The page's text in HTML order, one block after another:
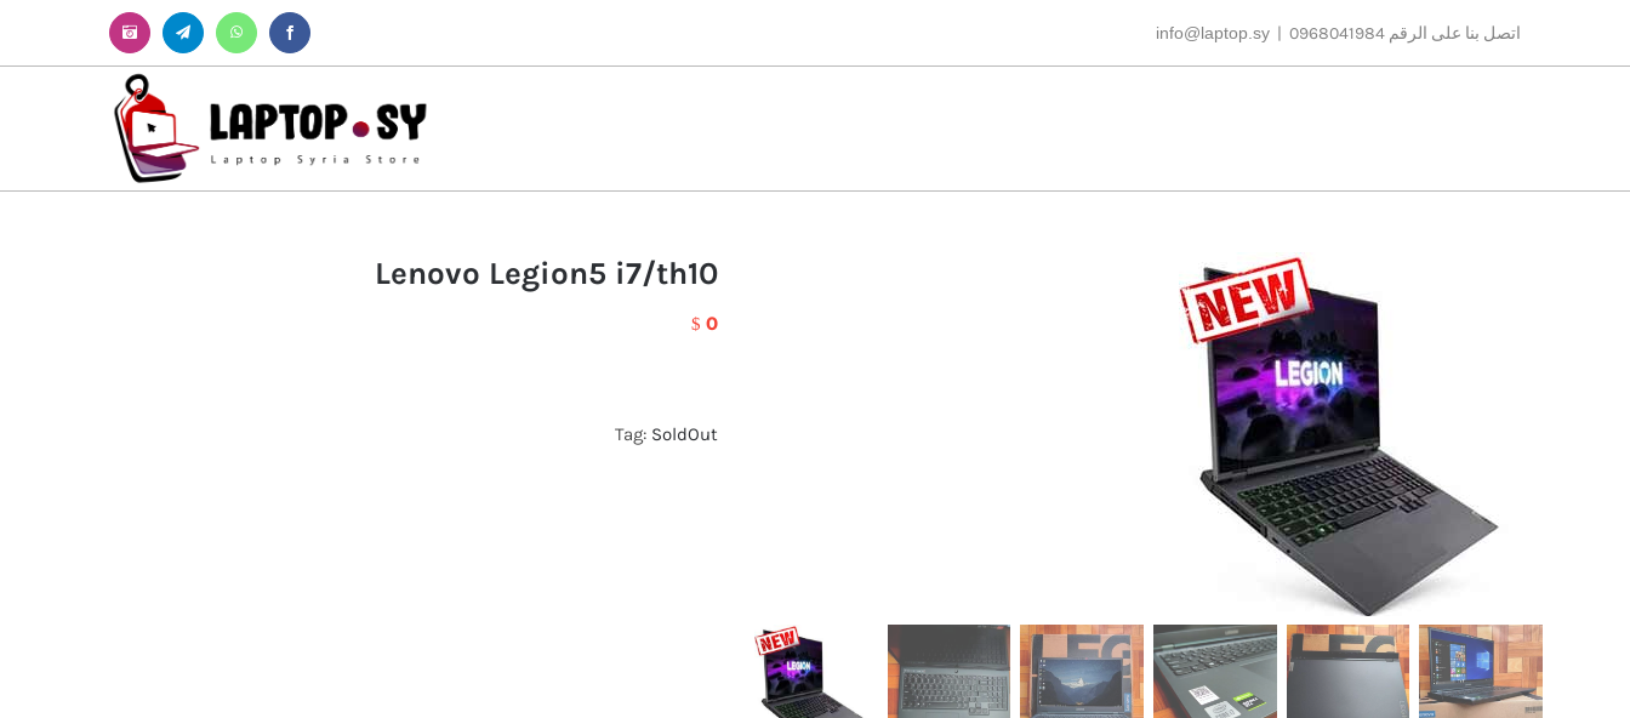
اتصل بنا على الرقم 0968041984 |
info@laptop.sy
Facebook
WhatsApp
Telegram
Instagram
Lenovo Legion5 i7/th10
$ 0
Tag: SoldOut